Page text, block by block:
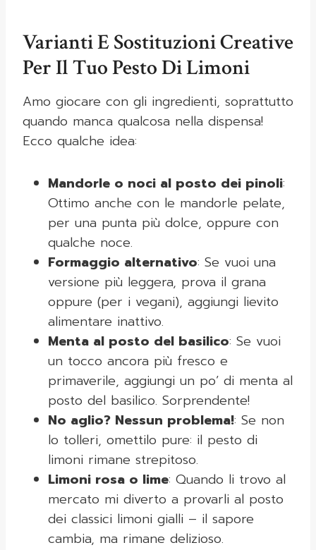
Varianti E Sostituzioni Creative
Per Il Tuo Pesto Di Limoni
Amo giocare con gli ingredienti, soprattutto
quando manca qualcosa nella dispensa!
Ecco qualche idea:
Mandorle o noci al posto dei pinoli:
Ottimo anche con le mandorle pelate,
per una punta più dolce, oppure con
qualche noce.
Formaggio alternativo: Se vuoi una
versione più leggera, prova il grana
oppure (per i vegani), aggiungi lievito
alimentare inattivo.
Menta al posto del basilico: Se vuoi
un tocco ancora più fresco e
primaverile, aggiungi un po’ di menta al
posto del basilico. Sorprendente!
No aglio? Nessun problema!: Se non
lo tolleri, omettilo pure: il pesto di
limoni rimane strepitoso.
Limoni rosa o lime: Quando li trovo al
mercato mi diverto a provarli al posto
dei classici limoni gialli – il sapore
cambia, ma rimane delizioso.